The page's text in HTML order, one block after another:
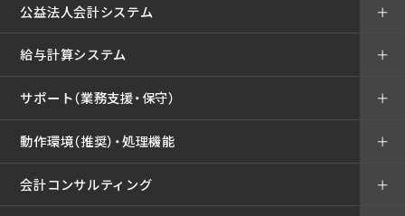
公益法人会計システム ＋
給与計算システム ＋
サポート（業務支援・保守） ＋
動作環境（推奨）・処理機能 ＋
会計コンサルティング ＋